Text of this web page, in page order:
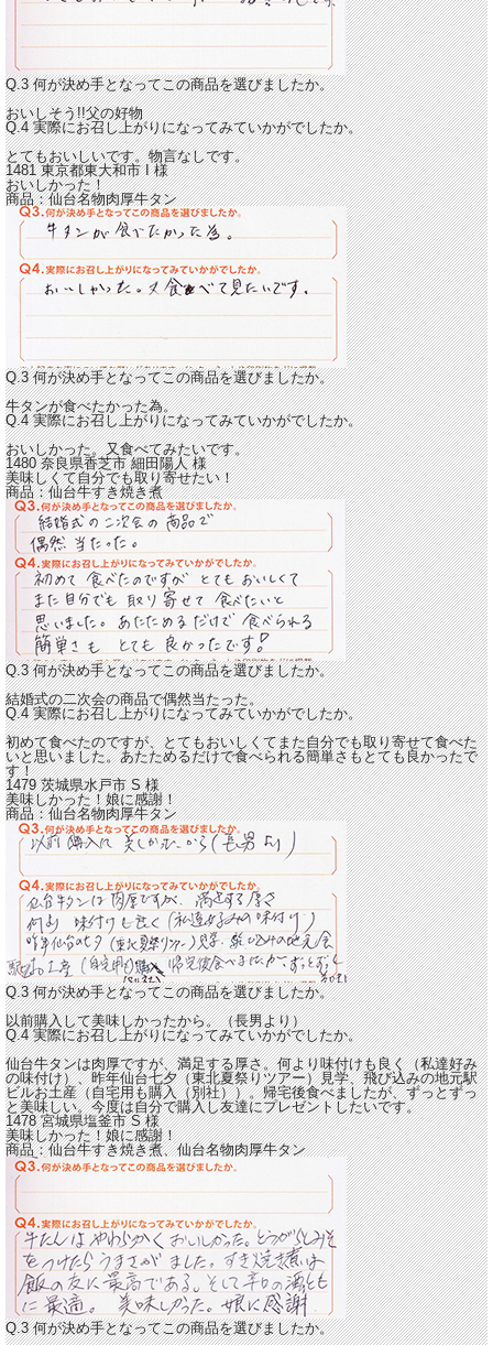
Q.3 何が決め手となってこの商品を選びましたか。
おいしそう!!父の好物
Q.4 実際にお召し上がりになってみていかがでしたか。
とてもおいしいです。物言なしです。
1481 東京都東大和市I様
おいしかった！
商品：仙台名物肉厚牛タン
Q.3 何が決め手となってこの商品を選びましたか。
牛タンが食べたかった為。
Q.4 実際にお召し上がりになってみていかがでしたか。
おいしかった。又食べてみたいです。
1480 奈良県香芝市細田陽人様
美味しくて自分でも取り寄せたい！
商品：仙台牛すき焼き煮
Q.3 何が決め手となってこの商品を選びましたか。
結婚式の二次会の商品で偶然当たった。
Q.4 実際にお召し上がりになってみていかがでしたか。
初めて食べたのですが、とてもおいしくてまた自分でも取り寄せて食べた
いと思いました。あたためるだけで食べられる簡単さもとても良かったで
す！
1479 茨城県水戸市S様
美味しかった！娘に感謝！
商品：仙台名物肉厚牛タン
Q.3 何が決め手となってこの商品を選びましたか。
以前購入して美味しかったから。（長男より）
Q.4 実際にお召し上がりになってみていかがでしたか。
仙台牛タンは肉厚ですが、満足する厚さ。何より味付けも良く（私達好み
の味付け）、昨年仙台七夕（東北夏祭りツアー）見学、飛び込みの地元駅
ビルお土産（自宅用も購入（別社））。帰宅後食べましたが、ずっとずっ
と美味しい。今度は自分で購入し友達にプレゼントしたいです。
1478 宮城県塩釜市S様
美味しかった！娘に感謝！
商品：仙台牛すき焼き煮、仙台名物肉厚牛タン
Q.3 何が決め手となってこの商品を選びましたか。